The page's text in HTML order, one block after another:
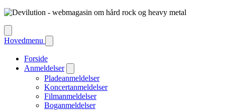
Hovedmenu
Forside
Anmeldelser
Pladeanmeldelser
Koncertanmeldelser
Filmanmeldelser
Boganmeldelser